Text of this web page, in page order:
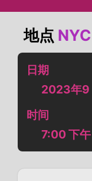
地点 NYC
日期
2023年9
时间
7:00 下